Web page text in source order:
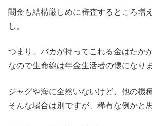
闇金も結構厳しめに審査するところ増
し。
つまり、バカが持ってこれる金はたか
なので生命線は年金生活者の懐になりま
ジャグや海に全然いないけど、他の機
そんな場合は別ですが、稀有な例かと